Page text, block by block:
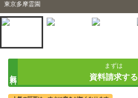
東京多摩霊園
まずは
資料請求する